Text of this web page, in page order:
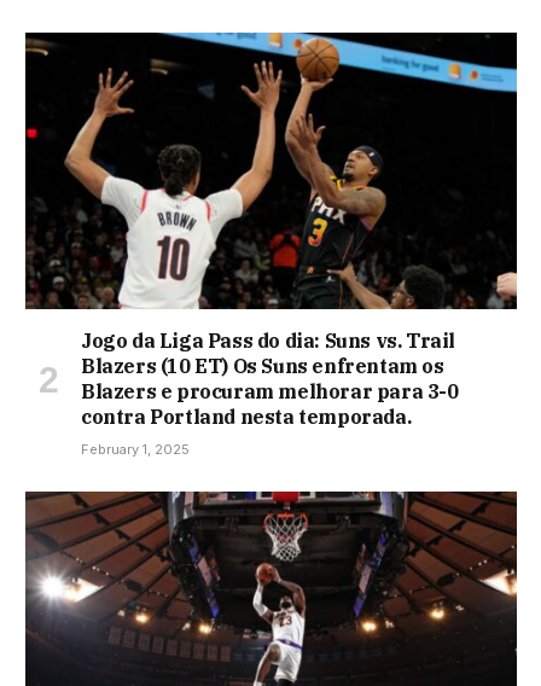
Jogo da Liga Pass do dia: Suns vs. Trail
Blazers (10 ET) Os Suns enfrentam os
Blazers e procuram melhorar para 3-0
contra Portland nesta temporada.
February 1, 2025